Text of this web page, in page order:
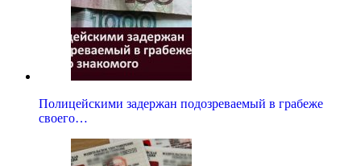
Полицейскими задержан подозреваемый в грабеже
своего…